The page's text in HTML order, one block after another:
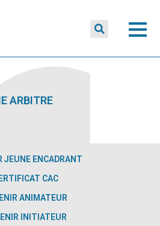
ARBITRE
JEUNE ENCADRANT
CAC
ANIMATEUR
INITIATEUR